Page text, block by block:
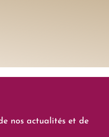
nos actualités et de